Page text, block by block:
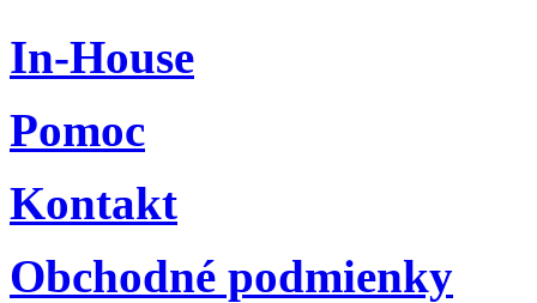
In-House
Pomoc
Kontakt
Obchodné podmienky